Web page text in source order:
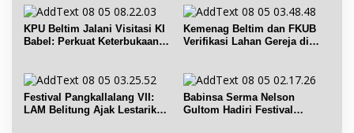
KPU Beltim Jalani Visitasi KI
Babel: Perkuat Keterbukaan
Kemenag Beltim dan FKUB
Verifikasi Lahan Gereja di
Festival Pangkallalang VII:
LAM Belitung Ajak Lestarikan
Babinsa Serma Nelson
Gultom Hadiri Festival